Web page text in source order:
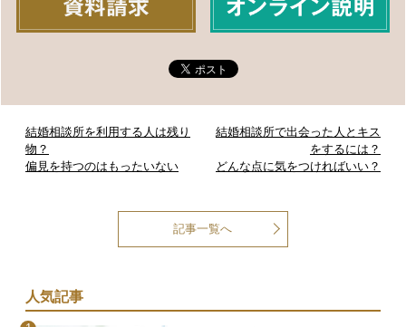
結婚相談所を利用する人は残り
物？
偏見を持つのはもったいない
結婚相談所で出会った人とキス
をするには？
どんな点に気をつければいい？
記事一覧へ
人気記事